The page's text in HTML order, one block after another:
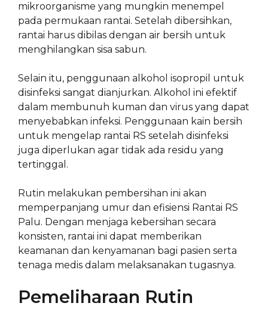
mikroorganisme yang mungkin menempel
pada permukaan rantai. Setelah dibersihkan,
rantai harus dibilas dengan air bersih untuk
menghilangkan sisa sabun.
Selain itu, penggunaan alkohol isopropil untuk
disinfeksi sangat dianjurkan. Alkohol ini efektif
dalam membunuh kuman dan virus yang dapat
menyebabkan infeksi. Penggunaan kain bersih
untuk mengelap rantai RS setelah disinfeksi
juga diperlukan agar tidak ada residu yang
tertinggal.
Rutin melakukan pembersihan ini akan
memperpanjang umur dan efisiensi Rantai RS
Palu. Dengan menjaga kebersihan secara
konsisten, rantai ini dapat memberikan
keamanan dan kenyamanan bagi pasien serta
tenaga medis dalam melaksanakan tugasnya.
Pemeliharaan Rutin